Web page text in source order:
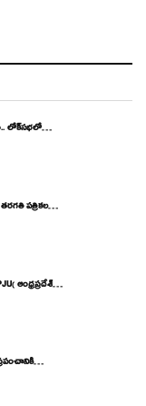
లోక్‌సభలో…
పత్రికల…
ఆంధ్రప్రదేశ్…